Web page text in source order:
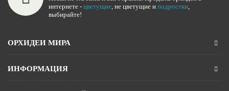
интернете - цветущие, не цветущие и подростки,
выбирайте!
ОРХИДЕИ МИРА
ИНФОРМАЦИЯ